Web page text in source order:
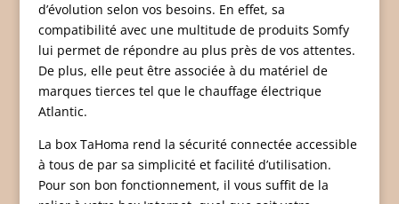
d’évolution selon vos besoins. En effet, sa
compatibilité avec une multitude de produits Somfy
lui permet de répondre au plus près de vos attentes.
De plus, elle peut être associée à du matériel de
marques tierces tel que le chauffage électrique
Atlantic.
La box TaHoma rend la sécurité connectée accessible
à tous de par sa simplicité et facilité d’utilisation.
Pour son bon fonctionnement, il vous suffit de la